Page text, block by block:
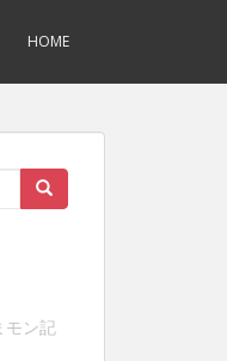
HOME
モン記